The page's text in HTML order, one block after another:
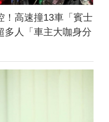
！高速撞13車「賓士
人「車主大咖身分